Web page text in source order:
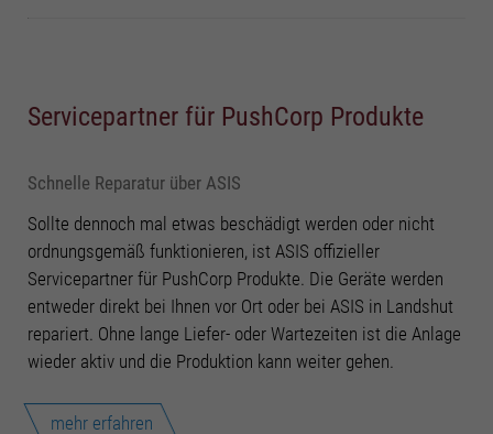
Servicepartner für PushCorp Produkte
Schnelle Reparatur über ASIS
Sollte dennoch mal etwas beschädigt werden oder nicht
ordnungsgemäß funktionieren, ist ASIS offizieller
Servicepartner für PushCorp Produkte. Die Geräte werden
entweder direkt bei Ihnen vor Ort oder bei ASIS in Landshut
repariert. Ohne lange Liefer- oder Wartezeiten ist die Anlage
wieder aktiv und die Produktion kann weiter gehen.
mehr erfahren